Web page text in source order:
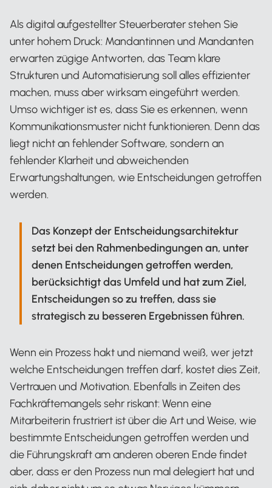
Als digital aufgestellter Steuerberater stehen Sie
unter hohem Druck: Mandantinnen und Mandanten
erwarten zügige Antworten, das Team klare
Strukturen und Automatisierung soll alles effizienter
machen, muss aber wirksam eingeführt werden.
Umso wichtiger ist es, dass Sie es erkennen, wenn
Kommunikationsmuster nicht funktionieren. Denn das
liegt nicht an fehlender Software, sondern an
fehlender Klarheit und abweichenden
Erwartungshaltungen, wie Entscheidungen getroffen
werden.
Das Konzept der Entscheidungsarchitektur
setzt bei den Rahmenbedingungen an, unter
denen Entscheidungen getroffen werden,
berücksichtigt das Umfeld und hat zum Ziel,
Entscheidungen so zu treffen, dass sie
strategisch zu besseren Ergebnissen führen.
Wenn ein Prozess hakt und niemand weiß, wer jetzt
welche Entscheidungen treffen darf, kostet dies Zeit,
Vertrauen und Motivation. Ebenfalls in Zeiten des
Fachkräftemangels sehr riskant: Wenn eine
Mitarbeiterin frustriert ist über die Art und Weise, wie
bestimmte Entscheidungen getroffen werden und
die Führungskraft am anderen oberen Ende findet
aber, dass er den Prozess nun mal delegiert hat und